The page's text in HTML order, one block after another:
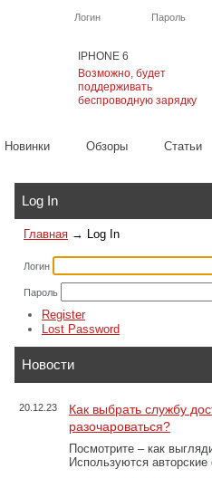
IPHONE 6
Возможно, будет
поддерживать
беспроводную зарядку
Логин Пароль
Новинки Обзоры Cтатьи
Log In
Главная → Log In
Логин
Пароль
Register
Lost Password
Новости
20.12.23
Как выбрать службу
разочароваться?
Посмотрите – как
Используются